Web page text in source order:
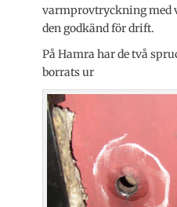
varmprovtryckning med
den godkänd för drift.
På Hamra har de två
borrats ur